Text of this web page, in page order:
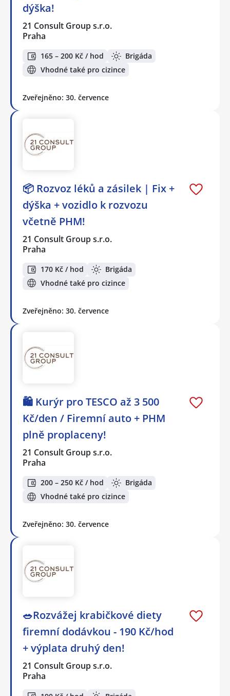
dýška!
21 Consult Group s.r.o.
Praha
165 – 200 Kč / hod
Brigáda
Vhodné také pro cizince
Zveřejněno: 30. července
📦 Rozvoz léků a zásilek | Fix +
dýška + vozidlo k rozvozu
včetně PHM!
21 Consult Group s.r.o.
Praha
170 Kč / hod
Brigáda
Vhodné také pro cizince
Zveřejněno: 30. července
🛍️ Kurýr pro TESCO až 3 500
Kč/den / Firemní auto + PHM
plně proplaceny!
21 Consult Group s.r.o.
Praha
200 – 250 Kč / hod
Brigáda
Vhodné také pro cizince
Zveřejněno: 30. července
🥗Rozvážej krabičkové diety
firemní dodávkou - 190 Kč/hod
+ výplata druhý den!
21 Consult Group s.r.o.
Praha